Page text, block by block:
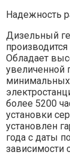
Надежность
Дизельный
Обладает
увеличенной
минимальных
болеe 5200
установки
установлен
года с даты
зависимости